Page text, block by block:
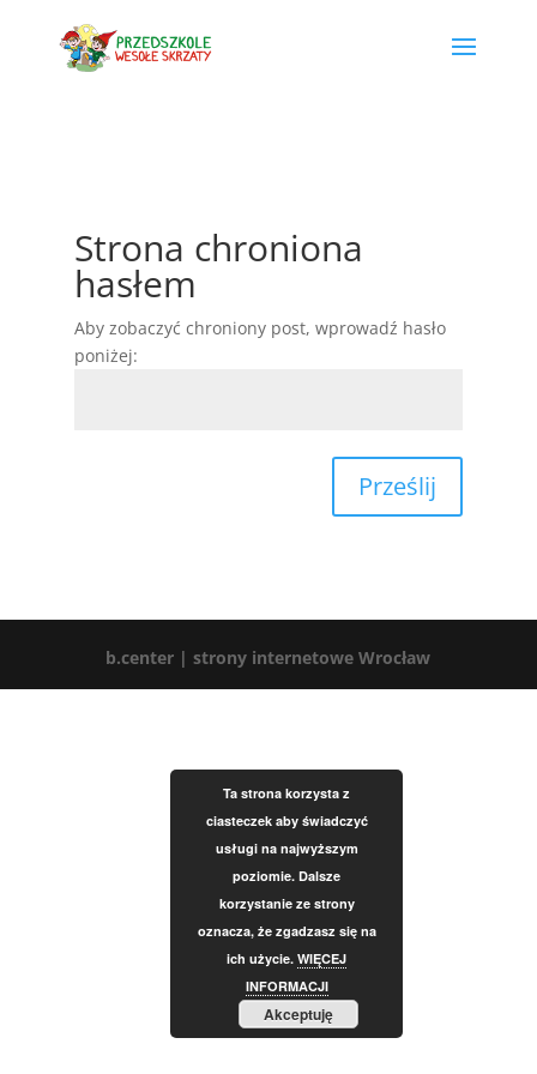
Strona chroniona
hasłem
Aby zobaczyć chroniony post, wprowadź hasło
poniżej:
Prześlij
b.center | strony internetowe Wrocław
Ta strona korzysta z
ciasteczek aby świadczyć
usługi na najwyższym
poziomie. Dalsze
korzystanie ze strony
oznacza, że zgadzasz się na
ich użycie. WIĘCEJ
INFORMACJI
Akceptuję